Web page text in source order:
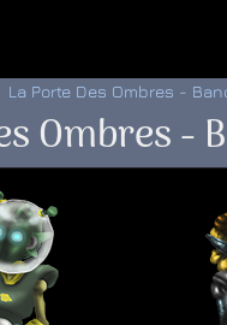
La Porte Des Ombres -
Ombres -